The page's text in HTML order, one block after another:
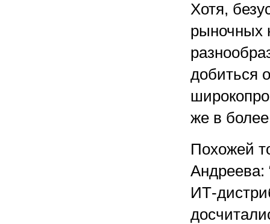
Хотя,
рыночных
добиться
же в
Похожей
Андреева:
ИТ-